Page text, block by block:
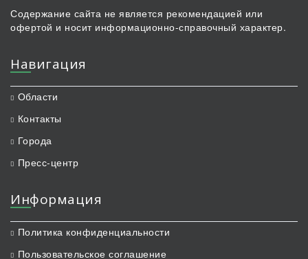
Содержание сайта не является рекомендацией или
офертой и носит информационно-справочный характер.
Навигация
Области
Контакты
Города
Пресс-центр
Информация
Политика конфиденциальности
Пользовательское соглашение